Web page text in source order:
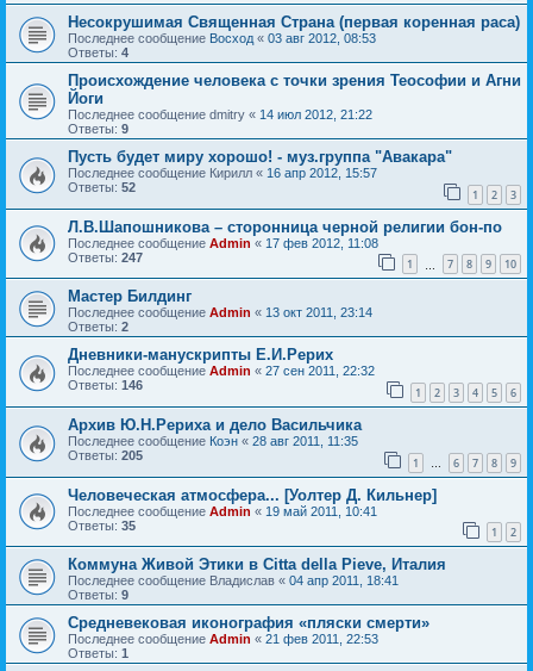
Несокрушимая Священная Страна (первая коренная раса)
Последнее сообщение Восход « 03 авг 2012, 08:53
Ответы: 4
Происхождение человека с точки зрения Теософии и Агни
Йоги
Последнее сообщение dmitry « 14 июл 2012, 21:22
Ответы: 9
Пусть будет миру хорошо! - муз.группа "Авакара"
Последнее сообщение Кирилл « 16 апр 2012, 15:57
Ответы: 52 1 2 3
Л.В.Шапошникова – сторонница черной религии бон-по
Последнее сообщение Admin « 17 фев 2012, 11:08
Ответы: 247 1 7 8 9 10
Мастер Билдинг
Последнее сообщение Admin « 13 окт 2011, 23:14
Ответы: 2
Дневники-манускрипты Е.И.Рерих
Последнее сообщение Admin « 27 сен 2011, 22:32
Ответы: 146 1 2 3 4 5 6
Архив Ю.Н.Рериха и дело Васильчика
Последнее сообщение Коэн « 28 авг 2011, 11:35
Ответы: 205 1 … 6 7 8 9
Человеческая атмосфера... [Уолтер Д. Кильнер]
Последнее сообщение Admin « 19 май 2011, 10:41
Ответы: 35 1 2
Коммуна Живой Этики в Citta della Pieve, Италия
Последнее сообщение Владислав « 04 апр 2011, 18:41
Ответы: 9
Средневековая иконография «пляски смерти»
Последнее сообщение Admin « 21 фев 2011, 22:53
Ответы: 1